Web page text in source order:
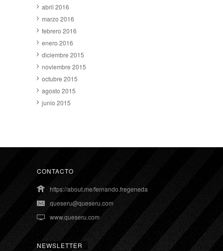
abril 2016
marzo 2016
febrero 2016
enero 2016
diciembre 2015
noviembre 2015
octubre 2015
agosto 2015
junio 2015
CONTACTO
https://about.me/fernando.fregeneda
queseru@queseru.com
www.queseru.com
NEWSLETTER